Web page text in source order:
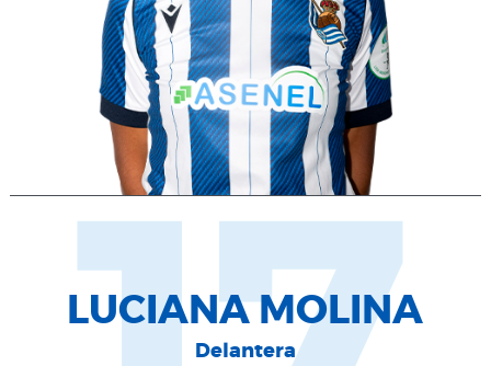
LUCIANA MOLINA
Delantera